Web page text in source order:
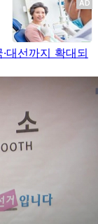
대선까지 확대되